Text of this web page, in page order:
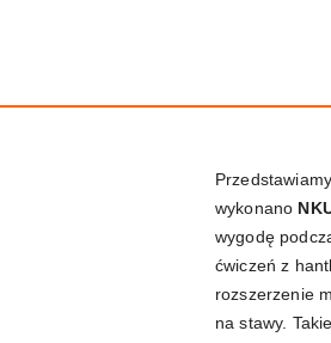
wykonano
wygodę
ćwiczeń z
rozszerzenie
na stawy.